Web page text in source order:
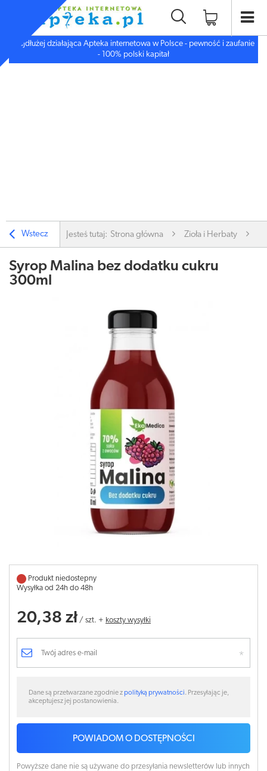
Najdłużej działająca Apteka internetowa w Polsce - pewność i zaufanie
- 100% polski kapitał
Wstecz Jesteś tutaj: Strona główna Zioła i Herbaty
Syrop Malina bez dodatku cukru
300ml
Produkt niedostepny
Wysyłka od 24h do 48h
20,38 zł / szt. + koszty wysyłki
Dane są przetwarzane zgodnie zpolityką prywatności. Przesyłając je,
akceptujesz jej postanowienia.
POWIADOM O DOSTĘPNOŚCI
Powyższe dane nie są używane do przesyłania newsletterów lub innych